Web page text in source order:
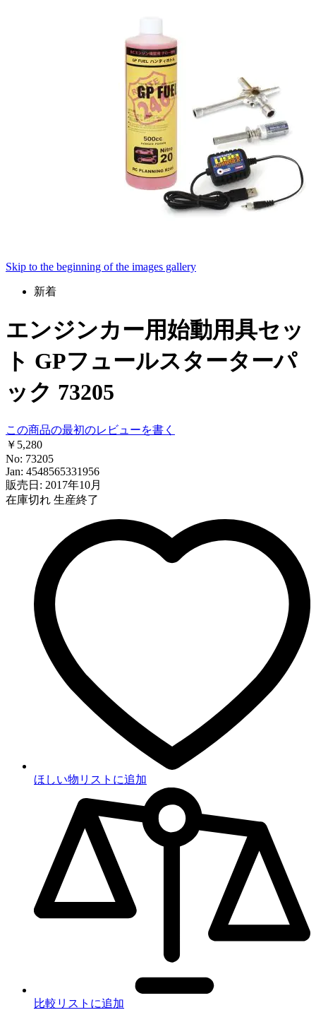
Skip to the beginning of the images gallery
新着
エンジンカー用始動用具セッ
ト GPフュールスターターパ
ック 73205
この商品の最初のレビューを書く
￥5,280
No: 73205
Jan: 4548565331956
販売日: 2017年10月
在庫切れ 生産終了
ほしい物リストに追加
比較リストに追加